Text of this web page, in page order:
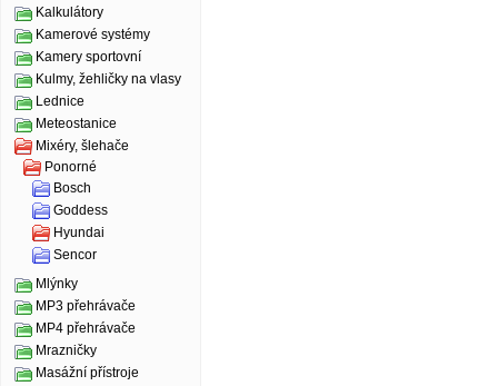
Kalkulátory
Kamerové systémy
Kamery sportovní
Kulmy, žehličky na vlasy
Lednice
Meteostanice
Mixéry, šlehače
Ponorné
Bosch
Goddess
Hyundai
Sencor
Mlýnky
MP3 přehrávače
MP4 přehrávače
Mrazničky
Masážní přístroje